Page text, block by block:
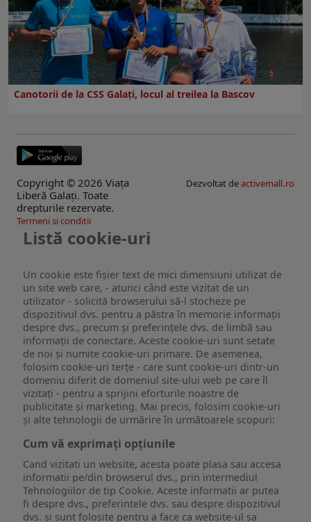
Canotorii de la CSS Galați, locul al treilea la Bascov
Copyright © 2026 Viaţa
Liberă Galaţi. Toate
drepturile rezervate.
Dezvoltat deactivemall.ro
Termeni si conditii
Listă cookie-uri
Un cookie este fişier text de mici dimensiuni utilizat de
un site web care, - atunci când este vizitat de un
utilizator - solicită browserului să-l stocheze pe
dispozitivul dvs. pentru a păstra în memorie informații
despre dvs., precum și preferințele dvs. de limbă sau
informații de conectare. Aceste cookie-uri sunt setate
de noi și numite cookie-uri primare. De asemenea,
folosim cookie-uri terțe - care sunt cookie-uri dintr-un
domeniu diferit de domeniul site-ului web pe care îl
vizitați - pentru a sprijini eforturile noastre de
publicitate și marketing. Mai precis, folosim cookie-uri
și alte tehnologii de urmărire în următoarele scopuri:
Cum vă exprimați opțiunile
Cand vizitati un website, acesta poate plasa sau accesa
informatii pe/din browserul dvs., prin intermediul
Tehnologiilor de tip Cookie. Aceste informatii ar putea
fi despre dvs., preferintele dvs. sau despre dispozitivul
dvs. si sunt folosite pentru a face ca website-ul sa